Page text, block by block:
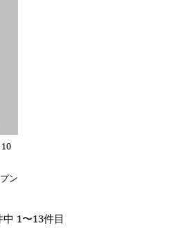
ン
中 1〜13件目